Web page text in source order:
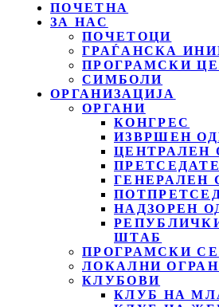
ПОЧЕТНА
ЗА НАС
ПОЧЕТОЦИ
ГРАЃАНСКА
ПРОГРАМСКИ
СИМБОЛИ
ОРГАНИЗАЦИЈА
ОРГАНИ
КОНГРЕС
ИЗВРШЕН
ЦЕНТРАЛЕН
ГЕНЕРАЛЕН
НАДЗОРЕН
ШТАБ
ПРОГРАМСКИ
ЛОКАЛНИ
КЛУБОВИ
КЛУБ НА